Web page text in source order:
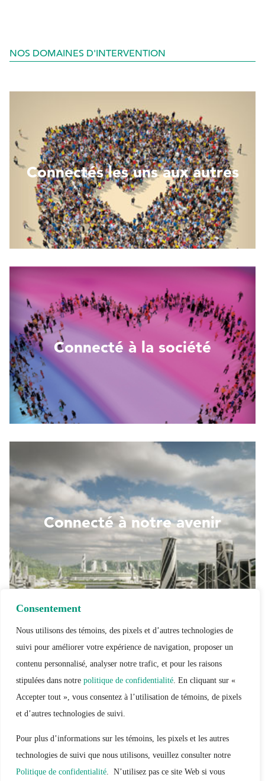
Consentement
Nous utilisons des témoins, des pixels et d’autres technologies de
suivi pour améliorer votre expérience de navigation, proposer un
contenu personnalisé, analyser notre trafic, et pour les raisons
stipulées dans notre politique de confidentialité. En cliquant sur «
Accepter tout », vous consentez à l’utilisation de témoins, de pixels
et d’autres technologies de suivi.
Pour plus d’informations sur les témoins, les pixels et les autres
technologies de suivi que nous utilisons, veuillez consulter notre
Politique de confidentialité. N’utilisez pas ce site Web si vous
NOS DOMAINES D'INTERVENTION
Connectés les uns aux autres
Connecté à la société
Lire plus
Connecté à notre avenir
Lire plus
Connecté à notre planète